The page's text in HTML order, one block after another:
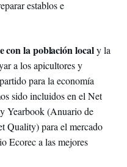
establos e
con la población localy la
a los apicultores y
para la economía
sido incluidos en el Net
Yearbook (Anuario de
Quality) para el mercado
Ecorec a las mejores